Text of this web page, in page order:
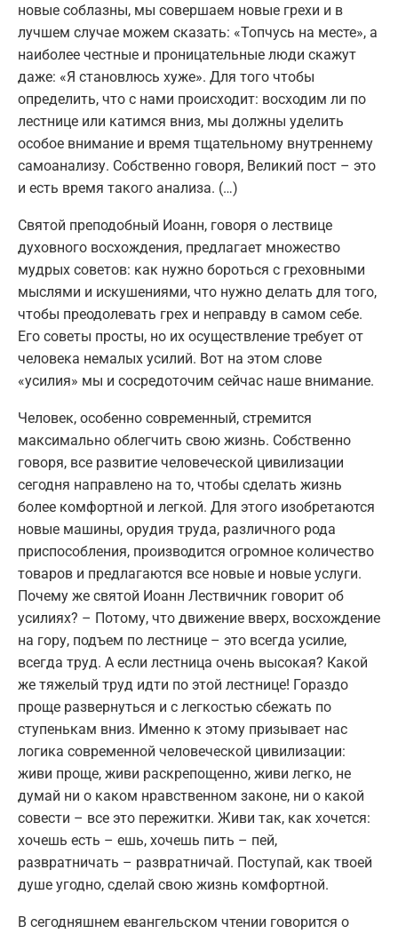
новые соблазны, мы совершаем новые грехи и в
лучшем случае можем сказать: «Топчусь на месте», а
наиболее честные и проницательные люди скажут
даже: «Я становлюсь хуже». Для того чтобы
определить, что с нами происходит: восходим ли по
лестнице или катимся вниз, мы должны уделить
особое внимание и время тщательному внутреннему
самоанализу. Собственно говоря, Великий пост – это
и есть время такого анализа. (…)
Святой преподобный Иоанн, говоря о лествице
духовного восхождения, предлагает множество
мудрых советов: как нужно бороться с греховными
мыслями и искушениями, что нужно делать для того,
чтобы преодолевать грех и неправду в самом себе.
Его советы просты, но их осуществление требует от
человека немалых усилий. Вот на этом слове
«усилия» мы и сосредоточим сейчас наше внимание.
Человек, особенно современный, стремится
максимально облегчить свою жизнь. Собственно
говоря, все развитие человеческой цивилизации
сегодня направлено на то, чтобы сделать жизнь
более комфортной и легкой. Для этого изобретаются
новые машины, орудия труда, различного рода
приспособления, производится огромное количество
товаров и предлагаются все новые и новые услуги.
Почему же святой Иоанн Лествичник говорит об
усилиях? – Потому, что движение вверх, восхождение
на гору, подъем по лестнице – это всегда усилие,
всегда труд. А если лестница очень высокая? Какой
же тяжелый труд идти по этой лестнице! Гораздо
проще развернуться и с легкостью сбежать по
ступенькам вниз. Именно к этому призывает нас
логика современной человеческой цивилизации:
живи проще, живи раскрепощенно, живи легко, не
думай ни о каком нравственном законе, ни о какой
совести – все это пережитки. Живи так, как хочется:
хочешь есть – ешь, хочешь пить – пей,
развратничать – развратничай. Поступай, как твоей
душе угодно, сделай свою жизнь комфортной.
В сегодняшнем евангельском чтении говорится о